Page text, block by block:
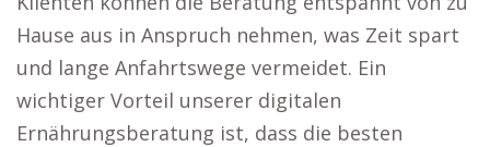
Hause aus in Anspruch nehmen, was Zeit spart
und lange Anfahrtswege vermeidet. Ein
wichtiger Vorteil unserer digitalen
Ernährungsberatung ist, dass die besten